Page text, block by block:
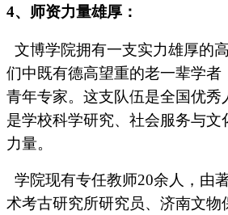
4、 师资力量雄厚：
文博学院拥有一支实力雄厚的
们中既有德高望重的老一辈学者
青年专家。这支队伍是全国优秀
是学校科学研究、社会服务与文
力量。
学院现有专任教师20余人，由
术考古研究所研究员、济南文物